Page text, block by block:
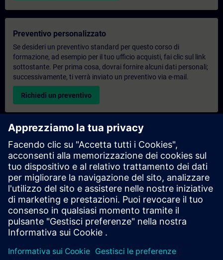
Preventivo personalizzato
Se desideri un preventivo standard per questo corso di
formazione, ad esempio per il tuo ufficio acquisti, fai clic sul link
sottostante. Per prima cosa, dovrai fornire alcuni dati personali;
successivamente, ti verrà inviato un preventivo via e-mail.
Richiedi un preventivo
Richiesta di informazioni su corsi di formazione
esclusivi
Compila il modulo di richiesta sottostante se hai bisogno di un
preventivo per un corso di formazione esclusivo in sede,
virtualmente o presso il nostro centro di formazione SITRAIN.
Questo tipo di richiesta è adatto a gruppi più numerosi (da 6
persone in su). Dopo aver fornito i tuoi dati di contatto e le tue
esigenze formative, riceverai un preventivo da parte nostra.
Richiedi un preventivo esclusivo